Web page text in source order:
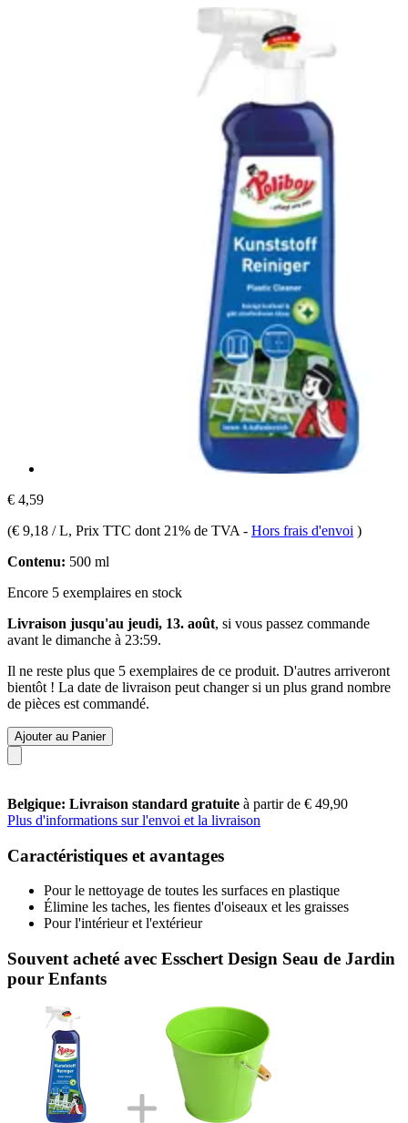
€ 4,59
(€ 9,18 / L, Prix TTC dont 21% de TVA - Hors frais d'envoi )
Contenu: 500 ml
Encore 5 exemplaires en stock
Livraison jusqu'au jeudi, 13. août, si vous passez commande
avant le dimanche à 23:59.
Il ne reste plus que 5 exemplaires de ce produit. D'autres arriveront
bientôt ! La date de livraison peut changer si un plus grand nombre
de pièces est commandé.
Ajouter au Panier
Belgique: Livraison standard gratuite à partir de € 49,90
Plus d'informations sur l'envoi et la livraison
Caractéristiques et avantages
Pour le nettoyage de toutes les surfaces en plastique
Élimine les taches, les fientes d'oiseaux et les graisses
Pour l'intérieur et l'extérieur
Souvent acheté avec Esschert Design Seau de Jardin
pour Enfants